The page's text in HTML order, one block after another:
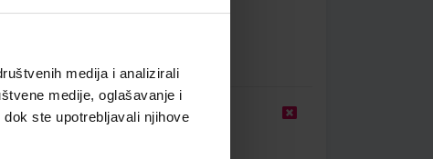
medija i analizirali
medije, oglašavanje i
ste upotrebljavali njihove
9,50 €